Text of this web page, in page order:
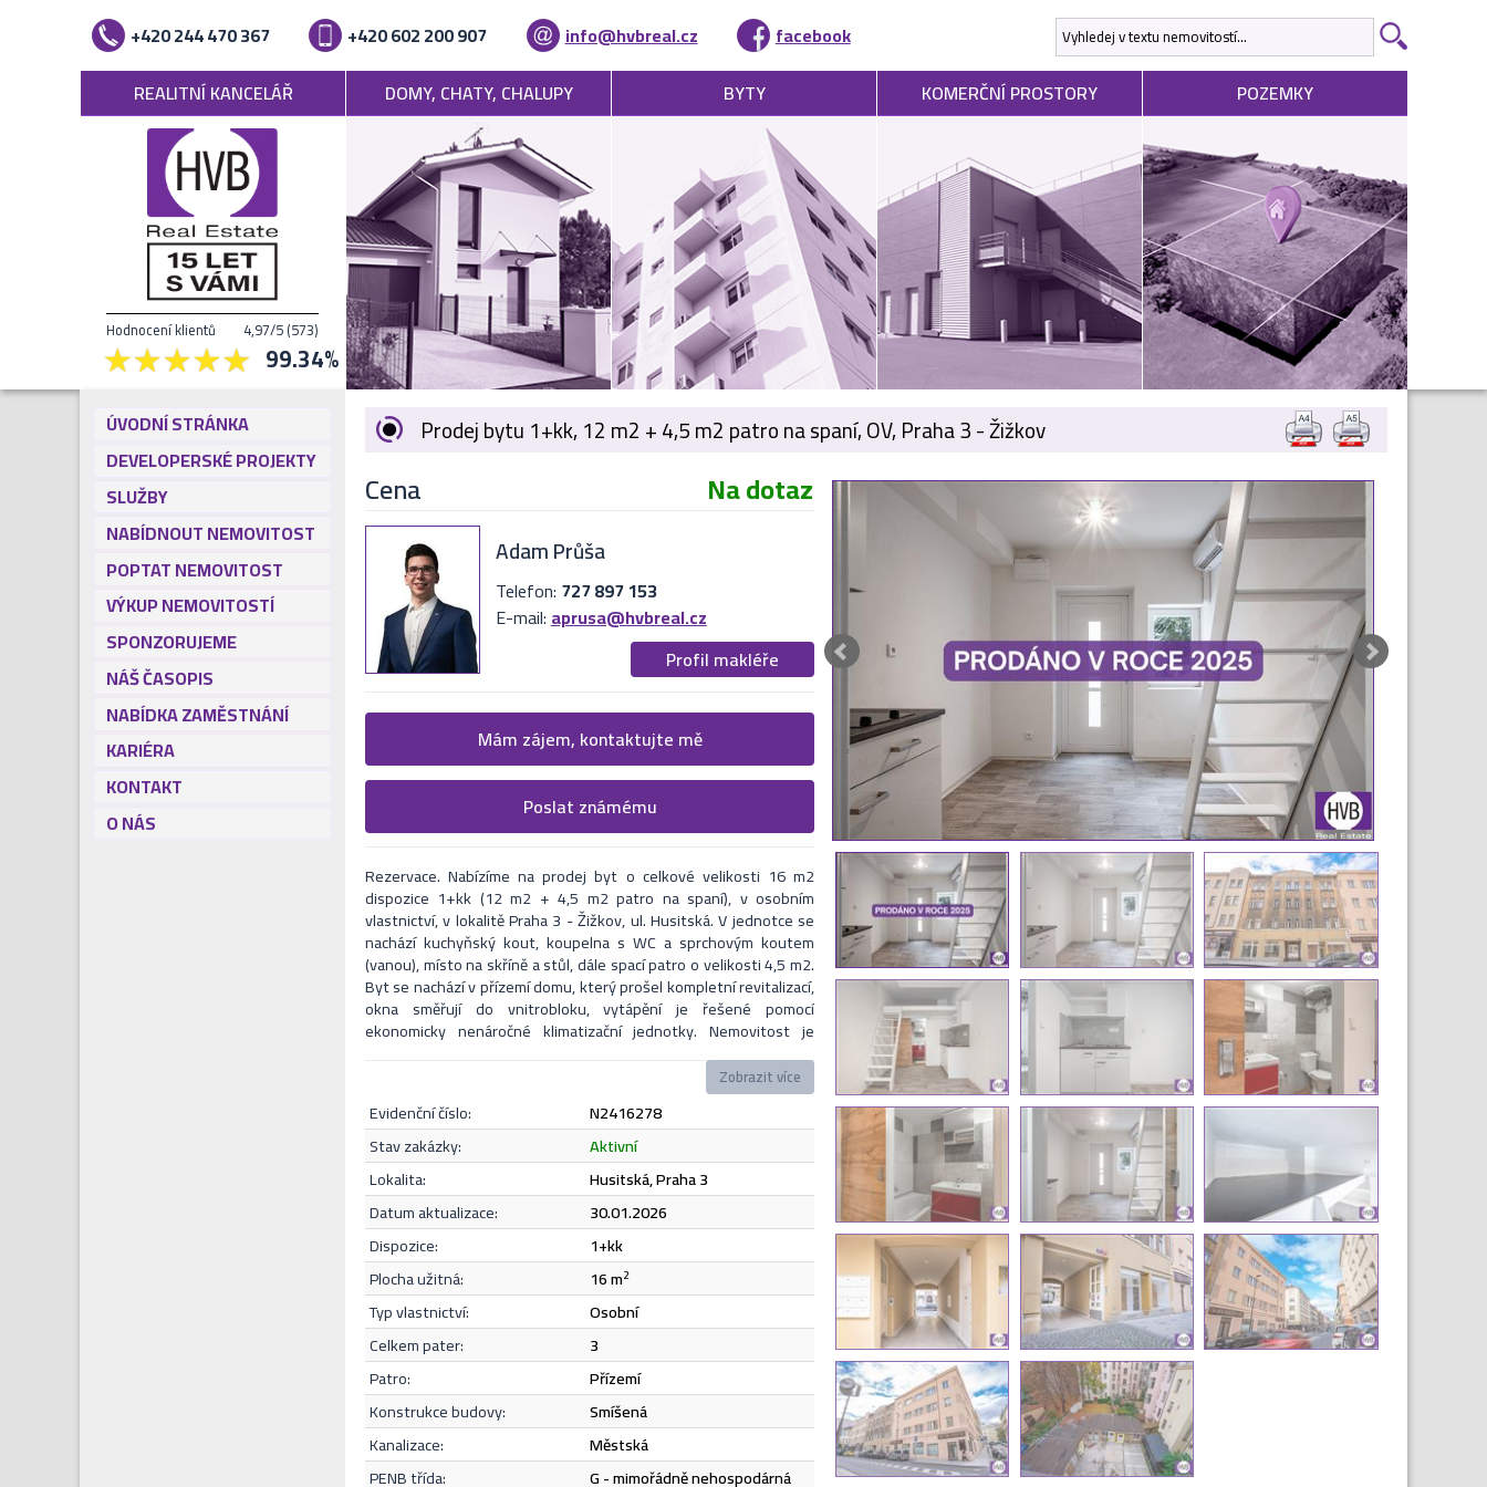
+420 244 470 367 +420 602 200 907 info@hvbreal.cz
facebook
REALITNÍ KANCELÁŘ
Hodnocení klientů 4,97/5(573)
99.34%
DOMY, CHATY, CHALUPY BYTY KOMERČNÍ PROSTORY POZEMKY
ÚVODNÍ STRÁNKA
DEVELOPERSKÉ PROJEKTY
SLUŽBY
NABÍDNOUT NEMOVITOST
POPTAT NEMOVITOST
VÝKUP NEMOVITOSTÍ
SPONZORUJEME
NÁŠ ČASOPIS
NABÍDKA ZAMĚSTNÁNÍ
KARIÉRA
KONTAKT
O NÁS
Prodej bytu 1+kk, 12 m2 + 4,5 m2 patro na spaní, OV, Praha 3 - Žižkov
Cena Na dotaz
Adam Průša
Telefon: 727 897 153
E-mail:aprusa@hvbreal.cz
Profil makléře
Žádost o více informací
Vyplňte následující formulář. Upřesněte, co by Vás zajímalo.
V nejbližší Vás naši makléři kontaktují.
Souhlasím sezásadami ochrany osobních údajů.
Odeslat
Mám zájem, kontaktujte mě
Formulář odešle nabídku na uvedený email
Poslat známému
Rezervace. Nabízíme na prodej byt o celkové velikosti 16 m2
dispozice 1+kk (12 m2 + 4,5 m2 patro na spaní), v osobním
vlastnictví, v lokalitě Praha 3 - Žižkov, ul. Husitská. V jednotce se
nachází kuchyňský kout, koupelna s WC a sprchovým koutem
(vanou), místo na skříně a stůl, dále spací patro o velikosti 4,5 m2.
Byt se nachází v přízemí domu, který prošel kompletní revitalizací,
okna směřují do vnitrobloku, vytápění je řešené pomocí
ekonomicky nenáročné klimatizační jednotky. Nemovitost je
kolaudována jako ateliér. Vzhledem k vysoké poptávce po
nájemních bytech, doporučujeme i jako zajímavou investiční
příležitost (dlouhodobé či krátkodobé pronájmy). Nemovitost lze
financovat hypotečním úvěrem, který bezplatně zajistíme. V okolí
je kompletní občanská a kulturní vybavenost i výborná dopravní
dostupnost. V případě zájmu či dotazů neváhejte kontaktovat
makléře i během víkendu.
Zobrazit více
evidenční číslo:
N2416278
stav zakázky:
aktivní
lokalita:
Husitská, Praha 3
datum aktualizace:
30.01.2026
dispozice:
1+kk
plocha užitná:
16 m2
typ vlastnictví:
osobní
celkem pater:
3
patro:
přízemí
konstrukce budovy:
smíšená
kanalizace:
městská
PENB třída:
G - mimořádně nehospodárná